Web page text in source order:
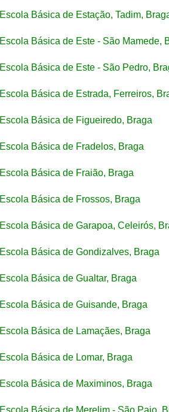
Escola Básica de Estação, Tadim,
Escola Básica de Este - São Mamede,
Escola Básica de Este - São Pedro,
Escola Básica de Estrada, Ferreiros,
Escola Básica de Figueiredo, Braga
Escola Básica de Fradelos, Braga
Escola Básica de Fraião, Braga
Escola Básica de Frossos, Braga
Escola Básica de Garapoa, Celeirós,
Escola Básica de Gondizalves, Braga
Escola Básica de Gualtar, Braga
Escola Básica de Guisande, Braga
Escola Básica de Lamaçães, Braga
Escola Básica de Lomar, Braga
Escola Básica de Maximinos, Braga
Escola Básica de Merelim - São Paio,